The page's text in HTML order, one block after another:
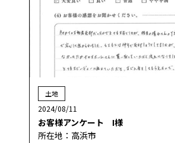
土地
2024/08/11
お客様アンケート I様
所在地：高浜市